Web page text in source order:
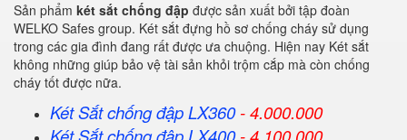
Sản phẩm két sắt chống đập được sản xuất bởi tập đoàn
WELKO Safes group. Két sắt đựng hồ sơ chống cháy sử dụng
trong các gia đình đang rất được ưa chuộng. Hiện nay Két sắt
không những giúp bảo vệ tài sản khỏi trộm cắp mà còn chống
cháy tốt được nữa.
Két Sắt chống đập LX360- 4.000.000